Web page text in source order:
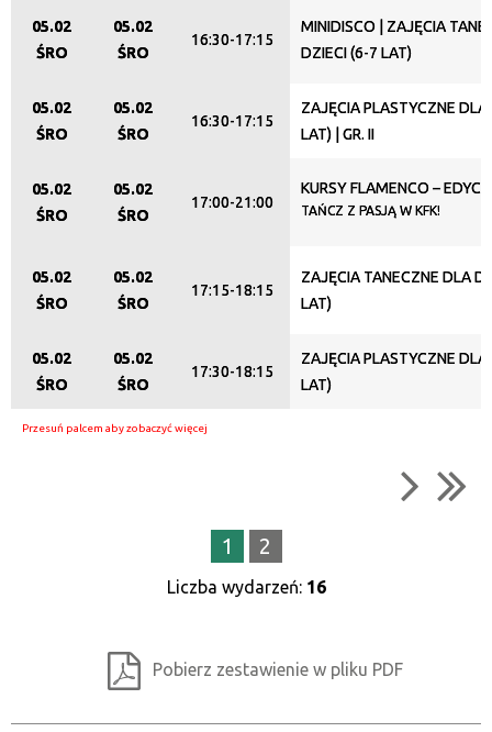
05.02
ŚRO
05.02
ŚRO
16:30-17:15
MINIDISCO | ZAJĘCIA
DZIECI (6-7 LAT)
05.02
ŚRO
05.02
ŚRO
16:30-17:15
ZAJĘCIA PLASTYCZNE
LAT) | GR. II
05.02
ŚRO
05.02
ŚRO
17:00-21:00
KURSY FLAMENCO –
TAŃCZ Z PASJĄ W KFK!
05.02
ŚRO
05.02
ŚRO
17:15-18:15
ZAJĘCIA TANECZNE DLA
LAT)
05.02
ŚRO
05.02
ŚRO
17:30-18:15
ZAJĘCIA PLASTYCZNE
LAT)
1 2
Liczba wydarzeń: 16
Pobierz zestawienie w pliku PDF